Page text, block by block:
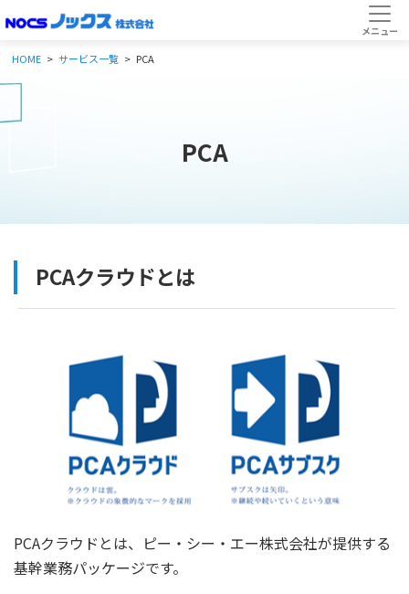
HOME サービス一覧 PCA
PCA
PCAクラウドとは
PCAクラウドとは、ピー・シー・エー株式会社が提供する
基幹業務パッケージです。